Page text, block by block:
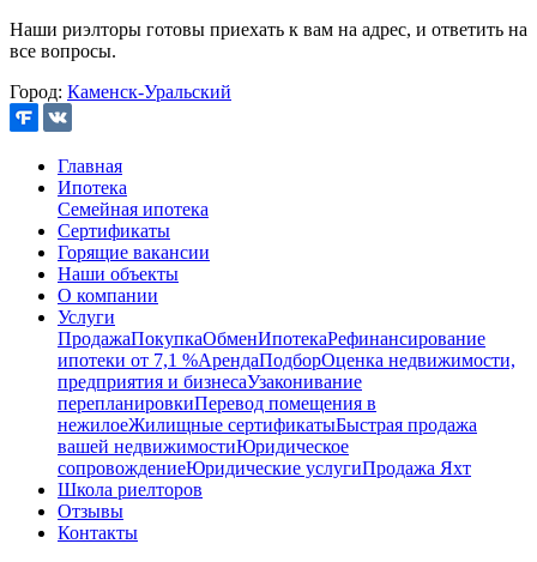
Наши риэлторы готовы приехать к вам на адрес, и ответить на
все вопросы.
Город: Каменск-Уральский
Главная
Ипотека
Семейная ипотека
Сертификаты
Горящие вакансии
Наши объекты
О компании
Услуги
ПродажаПокупкаОбменИпотекаРефинансирование
ипотеки от 7,1 %АрендаПодборОценка недвижимости,
предприятия и бизнесаУзаконивание
перепланировкиПеревод помещения в
нежилоеЖилищные сертификатыБыстрая продажа
вашей недвижимостиЮридическое
сопровождениеЮридические услугиПродажа Яхт
Школа риелторов
Отзывы
Контакты